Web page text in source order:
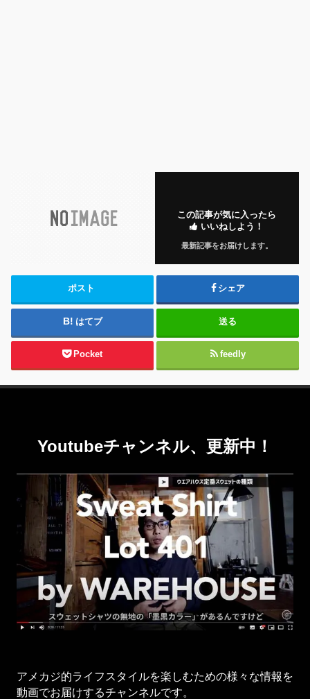
この記事が気に入ったら
いいねしよう！
最新記事をお届けします。
ポスト シェア
はてブ 送る
Pocket feedly
Youtubeチャンネル、更新中！
アメカジ的ライフスタイルを楽しむための様々な情報を
動画でお届けするチャンネルです。